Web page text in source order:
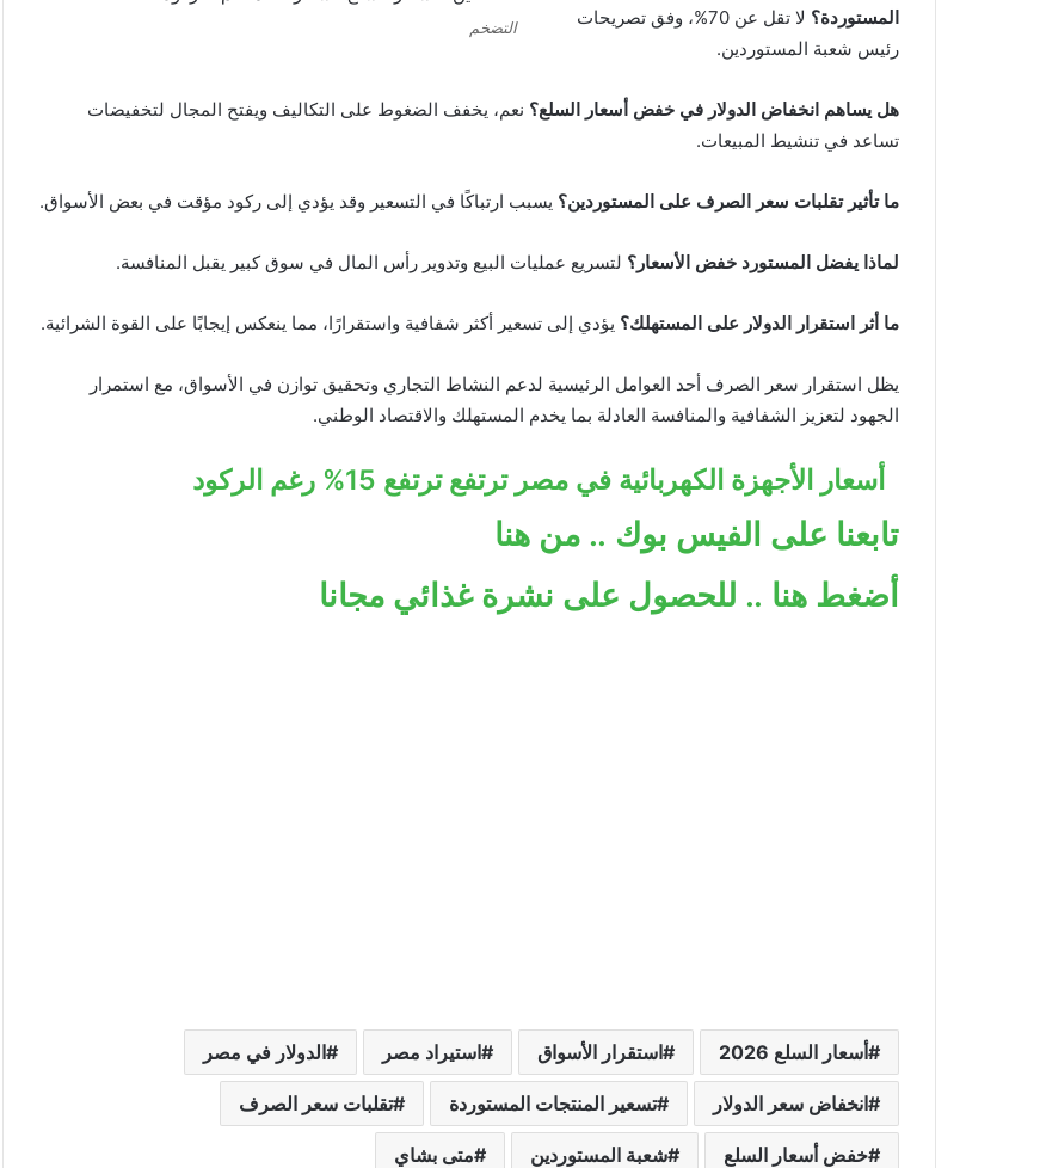
التضخم
المستوردة؟
لا تقل عن 70%، وفق تصريحات
رئيس شعبة المستوردين.
هل يساهم انخفاض الدولار في خفض أسعار السلع؟ نعم، يخفف الضغوط على التكاليف ويفتح المجال لتخفيضات
تساعد في تنشيط المبيعات.
ما تأثير تقلبات سعر الصرف على المستوردين؟ يسبب ارتباكًا في التسعير وقد يؤدي إلى ركود مؤقت في بعض الأسواق.
لماذا يفضل المستورد خفض الأسعار؟ لتسريع عمليات البيع وتدوير رأس المال في سوق كبير يقبل المنافسة.
ما أثر استقرار الدولار على المستهلك؟ يؤدي إلى تسعير أكثر شفافية واستقرارًا، مما ينعكس إيجابًا على القوة الشرائية.
يظل استقرار سعر الصرف أحد العوامل الرئيسية لدعم النشاط التجاري وتحقيق توازن في الأسواق، مع استمرار
الجهود لتعزيز الشفافية والمنافسة العادلة بما يخدم المستهلك والاقتصاد الوطني.
أسعار الأجهزة الكهربائية في مصر ترتفع ترتفع 15% رغم الركود
تابعنا على الفيس بوك .. من هنا
أضغط هنا .. للحصول على نشرة غذائي مجانا
أسعار السلع 2026 استقرار الأسواق استيراد مصر الدولار في مصر
انخفاض سعر الدولار تسعير المنتجات المستوردة تقلبات سعر الصرف
خفض أسعار السلع شعبة المستوردين متى بشاي